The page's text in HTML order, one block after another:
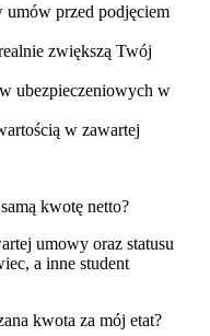
przed podjęciem
zwiększą Twój
ubezpieczeniowych w
w zawartej
kwotę netto?
umowy oraz statusu
a inne student
kwota za mój etat?